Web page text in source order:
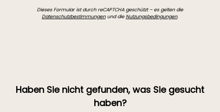
Dieses Formular ist durch reCAPTCHA geschützt – es gelten die
Datenschutzbestimmungenund dieNutzungsbedingungen.
Haben Sie nicht gefunden, was Sie gesucht
haben?